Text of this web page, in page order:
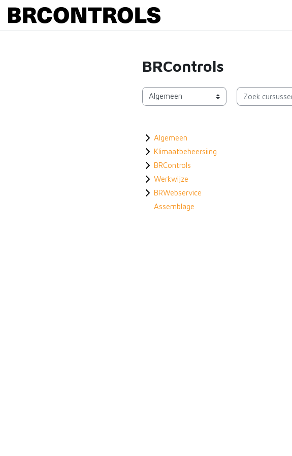
BRControls
Cursuscategorieën
Zoek cursussen
Algemeen
Klimaatbeheersiing
BRControls
Werkwijze
BRWebservice
Assemblage